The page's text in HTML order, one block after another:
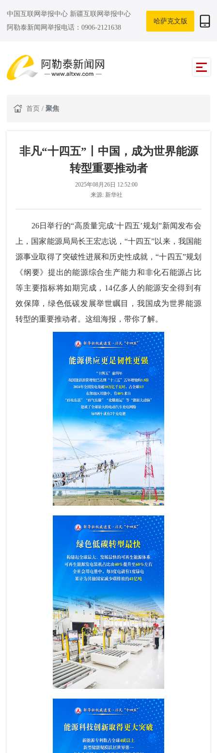
中国互联网举报中心 新疆互联网举报中心
阿勒泰新闻网举报电话：0906-2121638
哈萨克文版
首页 / 聚焦
非凡“十四五”丨中国，成为世界能源
转型重要推动者
2025年08月26日 12:52:00
来源: 新华社
26日举行的“高质量完成‘十四五’规划”新闻发布会
上，国家能源局局长王宏志说，“十四五”以来，我国能
源事业取得了突破性进展和历史性成就，“十四五”规划
《纲要》提出的能源综合生产能力和非化石能源占比
等主要指标将如期完成，14亿多人的能源安全得到有
效保障，绿色低碳发展举世瞩目，我国成为世界能源
转型的重要推动者。这组海报，带你了解。